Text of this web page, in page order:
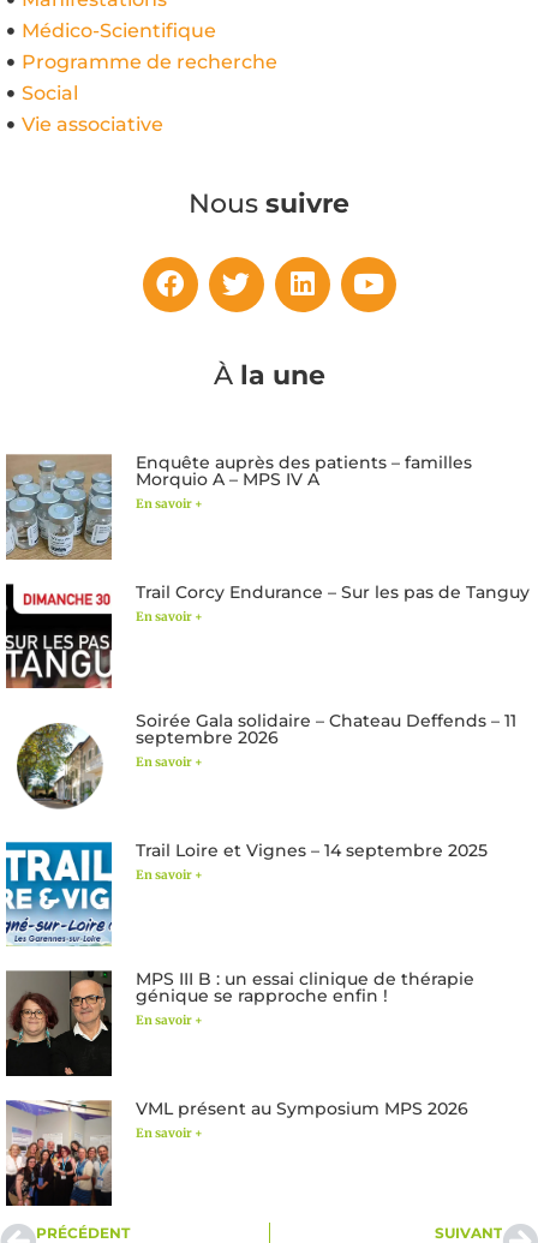
Médico-Scientifique
Programme de recherche
Social
Vie associative
Nous suivre
À la une
Enquête auprès des patients – familles
Morquio A – MPS IV A
En savoir +
Trail Corcy Endurance – Sur les pas de Tanguy
En savoir +
Soirée Gala solidaire – Chateau Deffends – 11
septembre 2026
En savoir +
Trail Loire et Vignes – 14 septembre 2025
En savoir +
MPS III B : un essai clinique de thérapie
génique se rapproche enfin !
En savoir +
VML présent au Symposium MPS 2026
En savoir +
PRÉCÉDENT SUIVANT